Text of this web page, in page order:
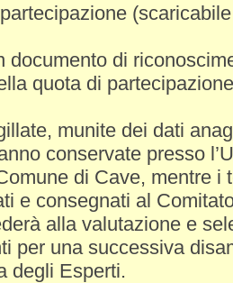
documento di
quota di partecipazione
munite dei dati
conservate presso
di Cave, mentre i
e consegnati al
alla valutazione e
per una successiva
degli Esperti.